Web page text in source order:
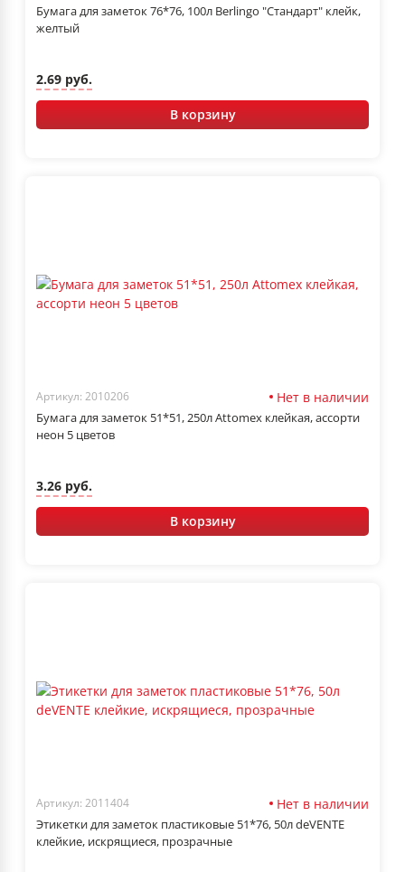
Бумага для заметок 76*76, 100л Berlingo "Стандарт" клейк,
желтый
2.69 руб.
В корзину
Артикул: 2010206 Нет в наличии
Бумага для заметок 51*51, 250л Attomex клейкая, ассорти
неон 5 цветов
3.26 руб.
В корзину
Артикул: 2011404 Нет в наличии
Этикетки для заметок пластиковые 51*76, 50л deVENTE
клейкие, искрящиеся, прозрачные